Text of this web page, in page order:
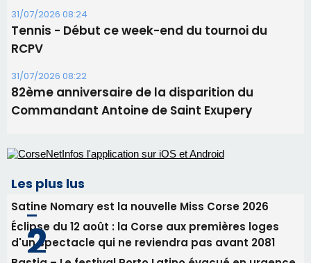
06/08/2026 15:04
Alata - Soirée Tango Argentin au stade de San
Benedetto
05/08/2026 09:53
Biguglia : messe de la Sainte-Marie et
procession le 14 août
Tennis - Début ce week-end du tournoi du
RCPV
31/07/2026 08:22
82ème anniversaire de la disparition du
Commandant Antoine de Saint Exupery